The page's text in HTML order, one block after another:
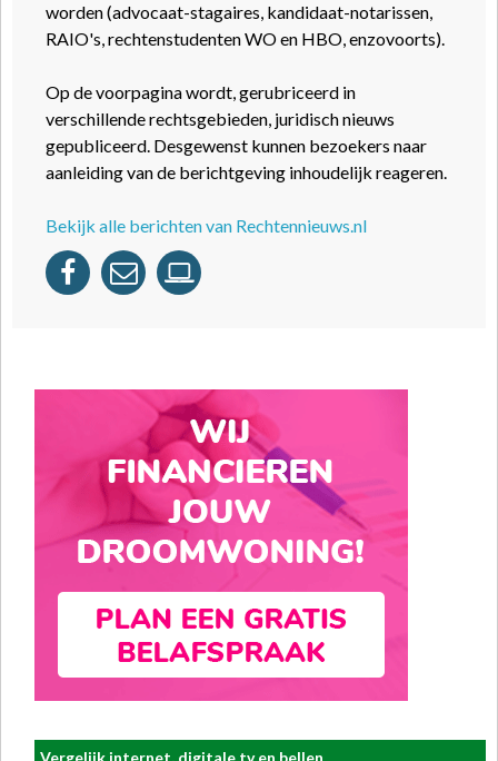
worden (advocaat-stagaires, kandidaat-notarissen,
RAIO's, rechtenstudenten WO en HBO, enzovoorts).
Op de voorpagina wordt, gerubriceerd in
verschillende rechtsgebieden, juridisch nieuws
gepubliceerd. Desgewenst kunnen bezoekers naar
aanleiding van de berichtgeving inhoudelijk reageren.
Bekijk alle berichten van Rechtennieuws.nl
Vergelijk internet, digitale tv en bellen